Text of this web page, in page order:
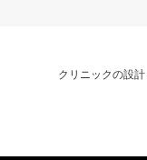
クリニックの設